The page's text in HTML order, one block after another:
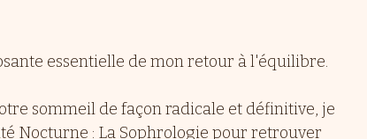
essentielle de mon retour à l'équilibre.
sommeil de façon radicale et définitive, je
Nocturne : La Sophrologie pour retrouver